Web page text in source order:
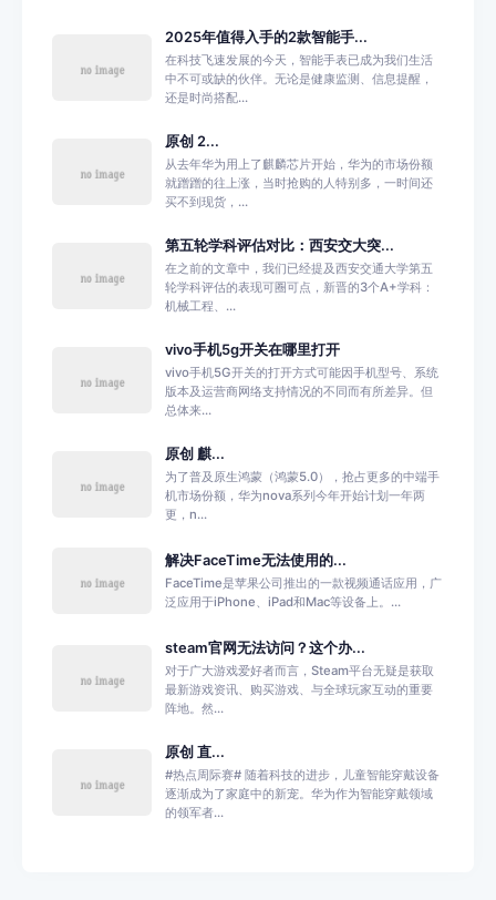
2025年值得入手的2款智能手...
在科技飞速发展的今天，智能手表已成为我们生活
中不可或缺的伙伴。无论是健康监测、信息提醒，
还是时尚搭配...
原创 2...
从去年华为用上了麒麟芯片开始，华为的市场份额
就蹭蹭的往上涨，当时抢购的人特别多，一时间还
买不到现货，...
第五轮学科评估对比：西安交大突...
在之前的文章中，我们已经提及西安交通大学第五
轮学科评估的表现可圈可点，新晋的3个A+学科：
机械工程、...
vivo手机5g开关在哪里打开
vivo手机5G开关的打开方式可能因手机型号、系统
版本及运营商网络支持情况的不同而有所差异。但
总体来...
原创 麒...
为了普及原生鸿蒙（鸿蒙5.0），抢占更多的中端手
机市场份额，华为nova系列今年开始计划一年两
更，n...
解决FaceTime无法使用的...
FaceTime是苹果公司推出的一款视频通话应用，广
泛应用于iPhone、iPad和Mac等设备上。...
steam官网无法访问？这个办...
对于广大游戏爱好者而言，Steam平台无疑是获取
最新游戏资讯、购买游戏、与全球玩家互动的重要
阵地。然...
原创 直...
#热点周际赛# 随着科技的进步，儿童智能穿戴设备
逐渐成为了家庭中的新宠。华为作为智能穿戴领域
的领军者...